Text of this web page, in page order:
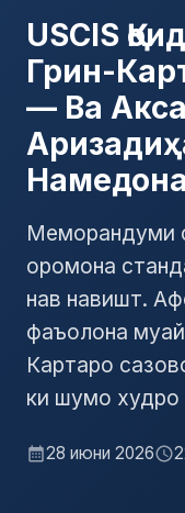
USCIS
Грин-
— Ва
Меморандуми
оромона
нав навишт.
фаъолона
Картаро
ки шумо худро
28 июни 2026